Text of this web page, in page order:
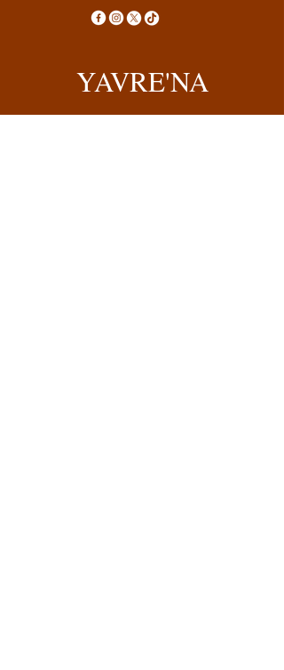
YAVRE'NA
Handgemachtes mit Seele